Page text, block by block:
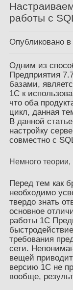
работы с
Опубликовано в
Одним из
Предприятия
базами,
1С к
что оба
цикл, данная
В данной
настройку
совместно с
Немного теории,
Перед тем как
необходимо
твердо знать
основное
работы 1С
требования
сети.
вещей
версию 1С не
вообще,